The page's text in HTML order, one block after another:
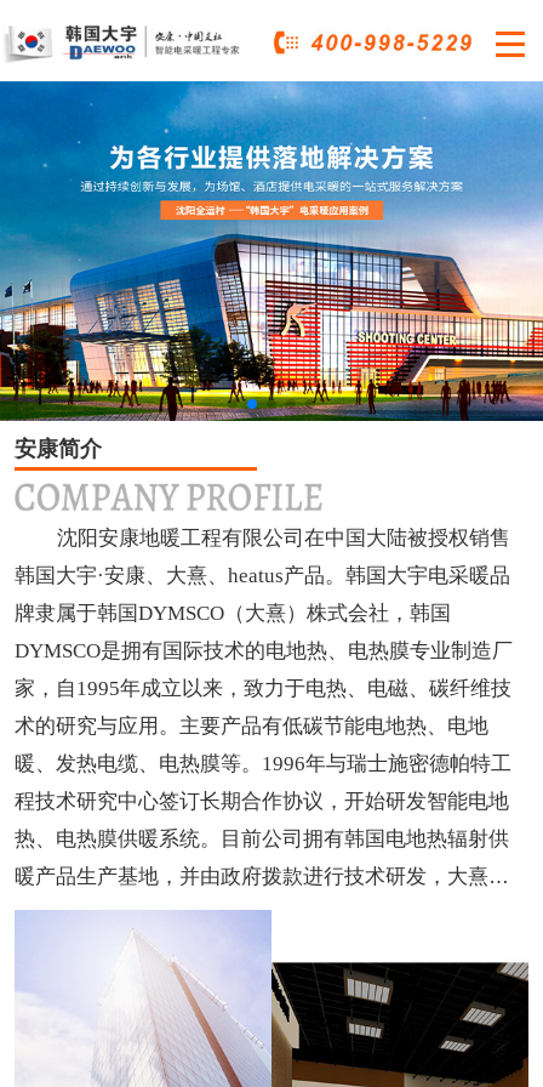

安康简介
沈阳安康地暖工程有限公司在中国大陆被授权销售
韩国大宇·安康、大熹、heatus产品。韩国大宇电采暖品
牌隶属于韩国DYMSCO（大熹）株式会社，韩国
DYMSCO是拥有国际技术的电地热、电热膜专业制造厂
家，自1995年成立以来，致力于电热、电磁、碳纤维技
术的研究与应用。主要产品有低碳节能电地热、电地
暖、发热电缆、电热膜等。1996年与瑞士施密德帕特工
程技术研究中心签订长期合作协议，开始研发智能电地
热、电热膜供暖系统。目前公司拥有韩国电地热辐射供
暖产品生产基地，并由政府拨款进行技术研发，大熹及
大宇品牌也已成为了韩国受欢迎的地暖品牌。